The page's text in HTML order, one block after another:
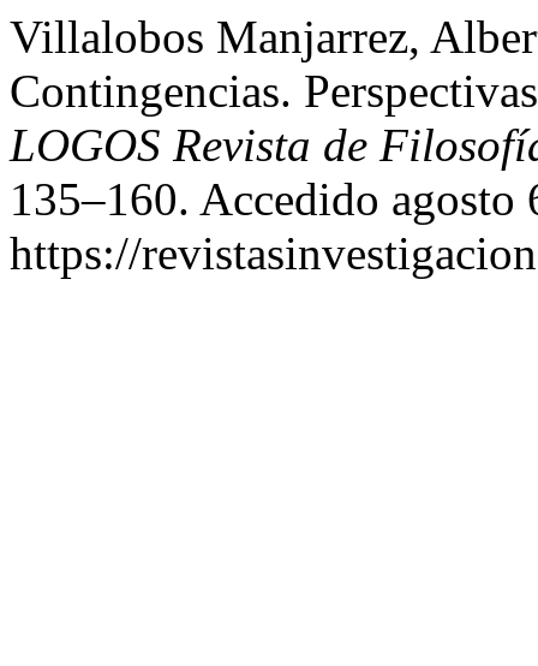
Villalobos Manjarrez,
Contingencias.
LOGOS Revista de
135–160. Accedido agosto
https://